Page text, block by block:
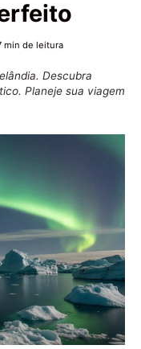
min de leitura
Descubra
Planeje sua viagem